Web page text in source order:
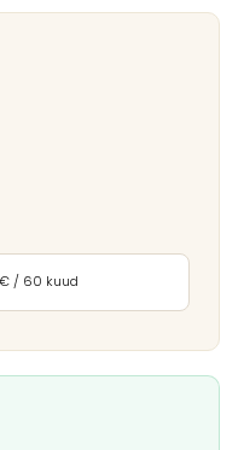
/ 60 kuud